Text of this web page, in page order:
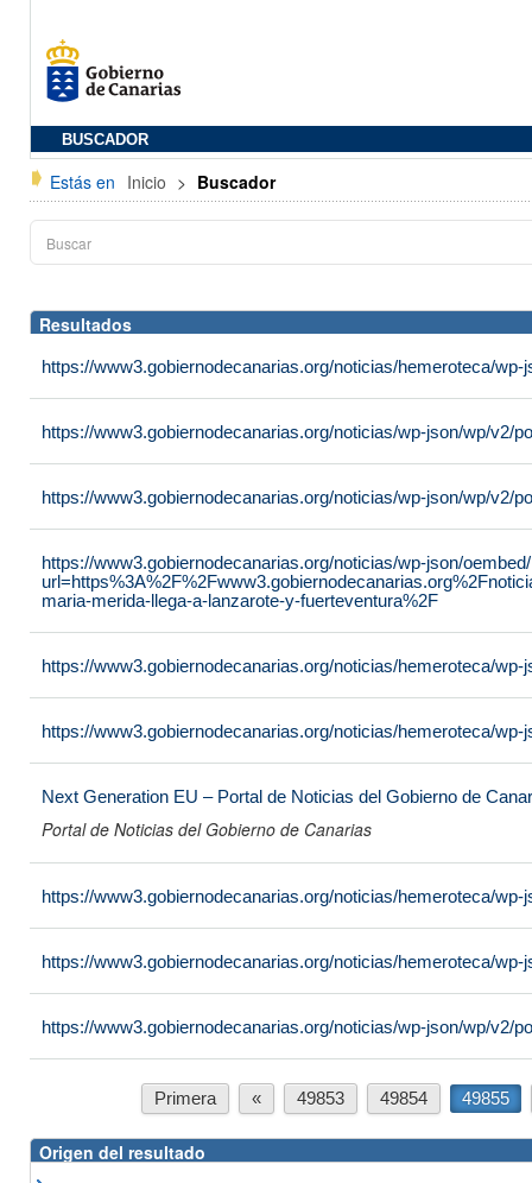
BUSCADOR
Estás en Inicio > Buscador
Resultados
https://www3.gobiernodecanarias.org/noticias/hemeroteca/wp-
https://www3.gobiernodecanarias.org/noticias/wp-json/wp/v2/
https://www3.gobiernodecanarias.org/noticias/wp-json/wp/v2/
https://www3.gobiernodecanarias.org/noticias/wp-json/
maria-merida-llega-a-lanzarote-y-fuerteventura%2F
https://www3.gobiernodecanarias.org/noticias/hemeroteca/wp-
https://www3.gobiernodecanarias.org/noticias/hemeroteca/wp-
Next Generation EU – Portal de Noticias del Gobierno de
Portal de Noticias del Gobierno de Canarias
https://www3.gobiernodecanarias.org/noticias/hemeroteca/wp-
https://www3.gobiernodecanarias.org/noticias/hemeroteca/wp-
https://www3.gobiernodecanarias.org/noticias/wp-json/wp/v2/
Primera « 49853 49854 49855
Origen del resultado